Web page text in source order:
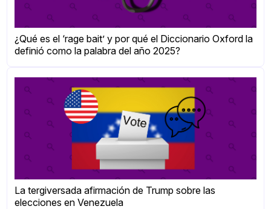
¿Qué es el ‘rage bait’ y por qué el Diccionario Oxford la
definió como la palabra del año 2025?
La tergiversada afirmación de Trump sobre las
elecciones en Venezuela